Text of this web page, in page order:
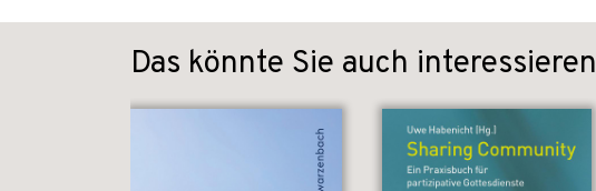
Das könnte Sie auch interessieren